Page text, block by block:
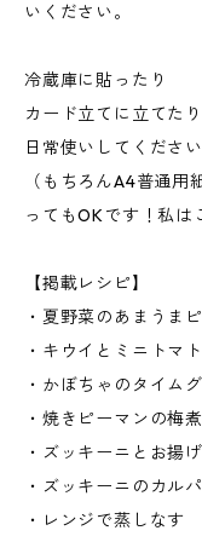
いください。
冷蔵庫に貼ったり
カード立てに立てた
日常使いしてください
（もちろんA4普通
ってもOKです！私は
【掲載レシピ】
・夏野菜のあまうま
・キウイとミニトマ
・かぼちゃのタイム
・焼きピーマンの梅煮
・ズッキーニとお揚
・ズッキーニのカル
・レンジで蒸しなす